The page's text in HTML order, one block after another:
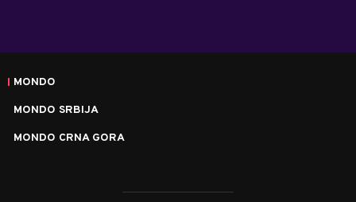
MONDO
MONDO SRBIJA
MONDO CRNA GORA